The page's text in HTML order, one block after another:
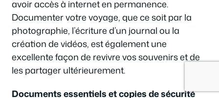
avoir accès à internet en permanence.
Documenter votre voyage, que ce soit par la
photographie, l’écriture d’un journal ou la
création de vidéos, est également une
excellente façon de revivre vos souvenirs et de
les partager ultérieurement.
Documents essentiels et copies de sécurité